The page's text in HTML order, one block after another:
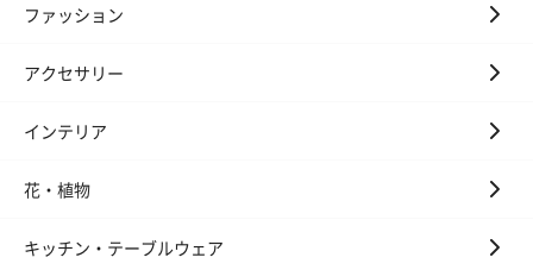
ファッション
アクセサリー
インテリア
花・植物
キッチン・テーブルウェア